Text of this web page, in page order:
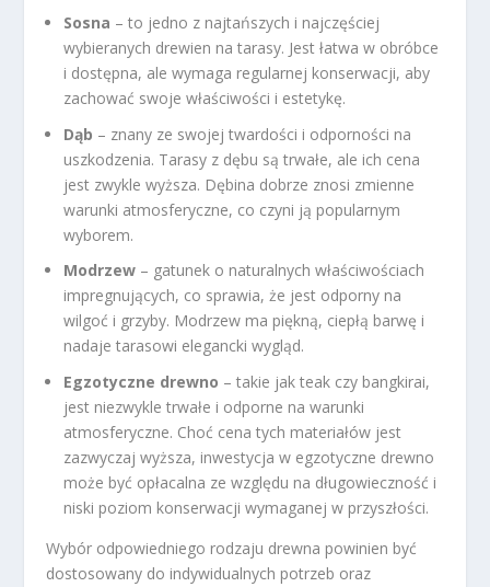
Sosna – to jedno z najtańszych i najczęściej
wybieranych drewien na tarasy. Jest łatwa w obróbce
i dostępna, ale wymaga regularnej konserwacji, aby
zachować swoje właściwości i estetykę.
Dąb – znany ze swojej twardości i odporności na
uszkodzenia. Tarasy z dębu są trwałe, ale ich cena
jest zwykle wyższa. Dębina dobrze znosi zmienne
warunki atmosferyczne, co czyni ją popularnym
wyborem.
Modrzew – gatunek o naturalnych właściwościach
impregnujących, co sprawia, że jest odporny na
wilgoć i grzyby. Modrzew ma piękną, ciepłą barwę i
nadaje tarasowi elegancki wygląd.
Egzotyczne drewno – takie jak teak czy bangkirai,
jest niezwykle trwałe i odporne na warunki
atmosferyczne. Choć cena tych materiałów jest
zazwyczaj wyższa, inwestycja w egzotyczne drewno
może być opłacalna ze względu na długowieczność i
niski poziom konserwacji wymaganej w przyszłości.
Wybór odpowiedniego rodzaju drewna powinien być
dostosowany do indywidualnych potrzeb oraz